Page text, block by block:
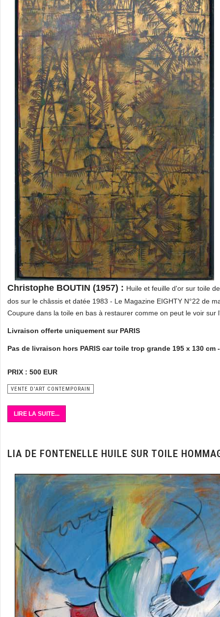
Christophe BOUTIN (1957) : Huile et feuille d'or sur toile
dos sur le châssis et datée 1983 - Le Magazine EIGHTY N°22 de
Coupure dans la toile en bas à restaurer comme on peut le voir sur
Livraison offerte uniquement sur PARIS
Pas de livraison hors PARIS car toile trop grande 195 x 130 cm
PRIX : 500 EUR
VENTE D'ART CONTEMPORAIN
LIRE LA SUITE...
LIA DE FONTENELLE HUILE SUR TOILE